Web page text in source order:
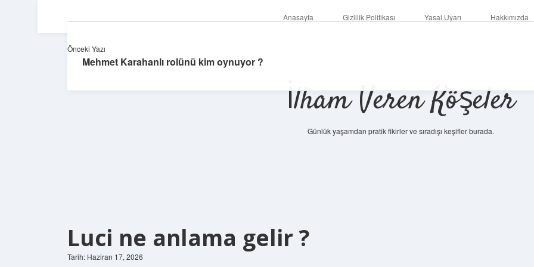
Anasayfa Gizlilik Politikası Yasal Uyarı Hakkımızda
İlham Veren Köşeler
Günlük yaşamdan pratik fikirler ve sıradışı keşifler burada.
Luci ne anlama gelir ?
Tarih: Haziran 17, 2026
Önceki Yazı
Mehmet Karahanlı rolünü kim oynuyor ?